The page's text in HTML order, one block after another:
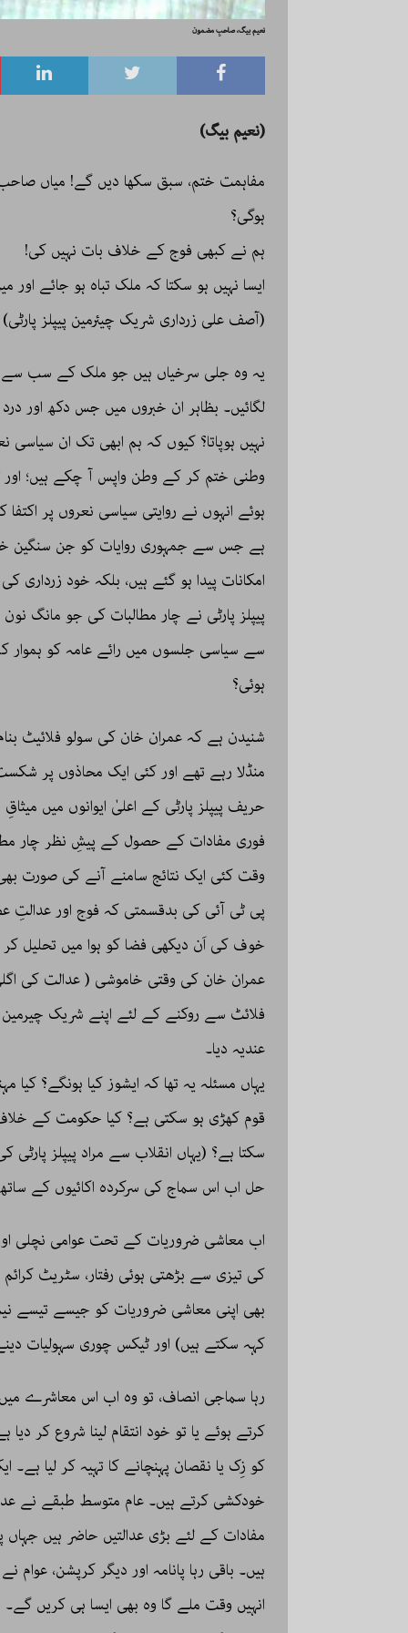
نعیم بیگ، صاحبِ مضمون
(نعیم بیگ)
مفاہمت ختم، سبق سکھا دیں گے! میاں صاحب
ہوگی؟
ہم نے کبھی فوج کے خلاف بات نہیں کی!
ایسا نہیں ہو سکتا کہ ملک تباہ ہو جائے اور
(آصف علی زرداری شریک چیئرمین پیپلز پارٹی)
لگائیں۔ بظاہر ان خبروں میں جس دکھ اور
نہیں ہوپاتا؟ کیوں کہ ہم ابھی تک ان
ہوئے انہوں نے روایتی سیاسی نعروں پر
ہے جس سے جمہوری روایات کو جن سنگین
امکانات پیدا ہو گئے ہیں، بلکہ خود زرداری
پیپلز پارٹی نے چار مطالبات کی جو مانگ
سے سیاسی جلسوں میں رائے عامہ کو ہموار
ہوئی؟
شنیدن ہے کہ عمران خان کی سولو فلائیٹ
منڈلا رہے تھے اور کئی ایک محاذوں پر
حریف پیپلز پارٹی کے اعلیٰ ایوانوں میں
فوری مفادات کے حصول کے پیشِ نظر چار
وقت کئی ایک نتائج سامنے آنے کی صورت
پی ٹی آئی کی بدقسمتی کہ فوج اور
خوف کی اَن دیکھی فضا کو ہوا میں تحلیل
عمران خان کی وقتی خاموشی ( عدالت کی
فلائٹ سے روکنے کے لئے اپنے شریک چیرمین
عندیہ دیا۔
یہاں مسئلہ یہ تھا کہ ایشوز کیا ہونگے؟ کیا
قوم کھڑی ہو سکتی ہے؟ کیا حکومت کے
سکتا ہے؟ (یہاں انقلاب سے مراد پیپلز
حل اب اس سماج کی سرکردہ اکائیوں کے
اب معاشی ضروریات کے تحت عوامی نچلی
کی تیزی سے بڑھتی ہوئی رفتار، سٹریٹ
بھی اپنی معاشی ضروریات کو جیسے تیسے
کہہ سکتے ہیں) اور ٹیکس چوری سہولیات
رہا سماجی انصاف، تو وہ اب اس معاشرے
کرتے ہوئے یا تو خود انتقام لینا شروع کر
کو زِک یا نقصان پہنچانے کا تہیہ کر لیا ہے۔
خودکشی کرتے ہیں۔ عام متوسط طبقے نے
مفادات کے لئے بڑی عدالتیں حاضر ہیں
ہیں۔ باقی رہا پانامہ اور دیگر کرپشن،
انہیں وقت ملے گا وہ بھی ایسا ہی کریں